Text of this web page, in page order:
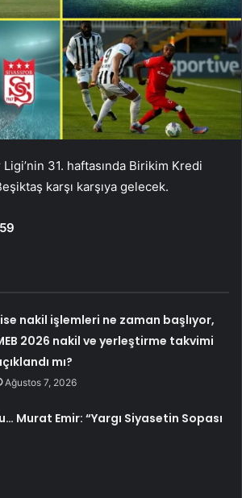
31. haftasında Birikim Kredi
karşı karşıya gelecek.
nakil işlemleri ne zaman başlıyor,
2026 nakil ve yerleştirme takvimi
mı?
Ağustos 7, 2026
Murat Emir: “Yargı Siyasetin Sopası